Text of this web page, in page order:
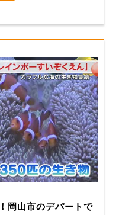
岡山市のデパートで